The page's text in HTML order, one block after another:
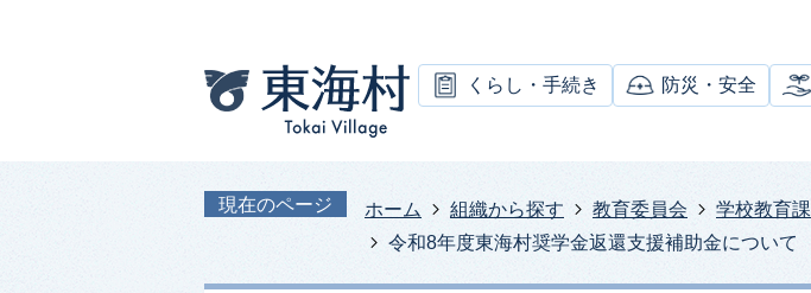
くらし・手続き 防災・安全
現在のページ ホーム 組織から探す 教育委員会 学校教育課
令和8年度東海村奨学金返還支援補助金について